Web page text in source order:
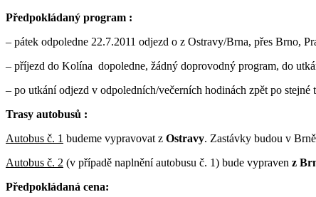
Předpokládaný program :
– pátek odpoledne 22.7.2011 odjezd o z Ostravy/Brna, přes Brno,
– příjezd do Kolína dopoledne, žádný doprovodný program, do
– po utkání odjezd v odpoledních/večerních hodinách zpět po
Trasy autobusů :
Autobus č. 1 budeme vypravovat z Ostravy. Zastávky budou v
Autobus č. 2 (v případě naplnění autobusu č. 1) bude vypraven z
Předpokládaná cena: